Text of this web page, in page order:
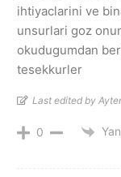
ihtiyaclarini ve
unsurlari goz
okudugumdan
tesekkurler
Last edited by
0